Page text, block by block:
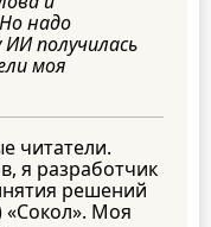
надо
получилась
моя
читатели.
я разработчик
решений
Моя